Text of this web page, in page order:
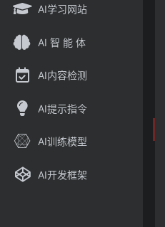
AI学习网站
AI 智 能 体
AI内容检测
AI提示指令
AI训练模型
AI开发框架